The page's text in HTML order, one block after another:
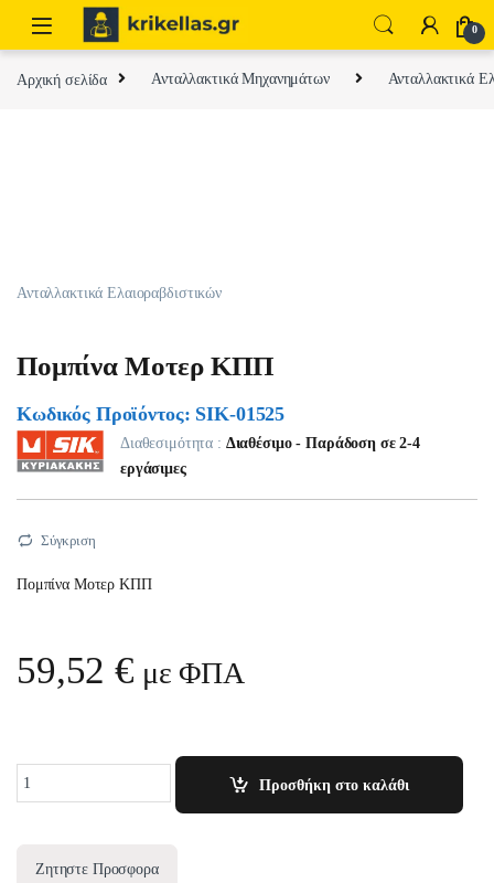
Skip to navigation
Skip to content
0
Αρχική σελίδα Ανταλλακτικά Μηχανημάτων Ανταλλακτικά
Ανταλλακτικά Ελαιοραβδιστικών
Πομπίνα Μοτερ ΚΠΠ
Κωδικός Προϊόντος: SIK-01525
Διαθεσιμότητα : Διαθέσιμο - Παράδοση σε 2-4
εργάσιμες
Σύγκριση
Πομπίνα Μοτερ ΚΠΠ
59,52€ με ΦΠΑ
Προσθήκη στο καλάθι
Ζητηστε Προσφορα